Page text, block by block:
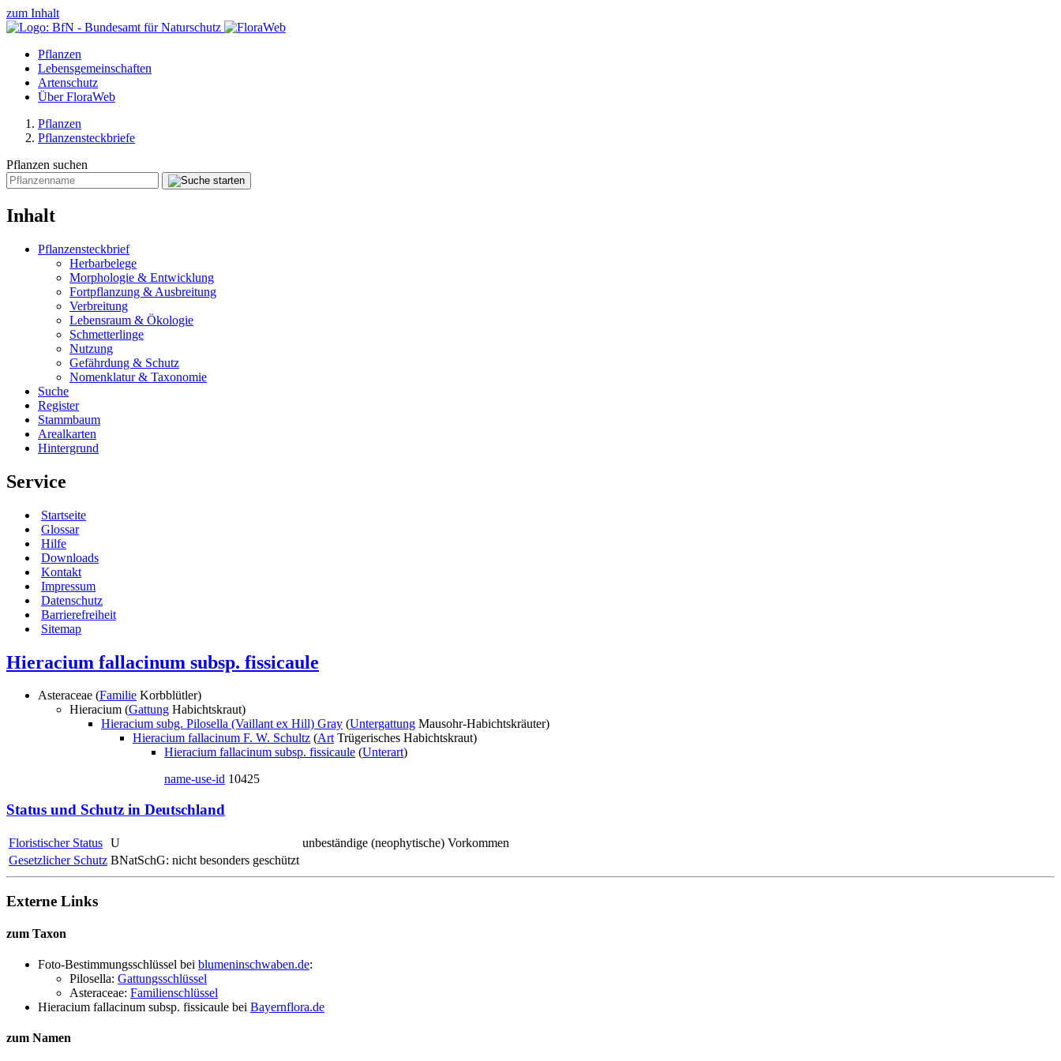
zum Inhalt
Pflanzen
Lebensgemeinschaften
Artenschutz
Über FloraWeb
Pflanzen
Pflanzensteckbriefe
Pflanzen suchen
Inhalt
Pflanzensteckbrief
Herbarbelege
Morphologie & Entwicklung
Fortpflanzung & Ausbreitung
Verbreitung
Lebensraum & Ökologie
Schmetterlinge
Nutzung
Gefährdung & Schutz
Nomenklatur & Taxonomie
Suche
Register
Stammbaum
Arealkarten
Hintergrund
Service
Startseite
Glossar
Hilfe
Downloads
Kontakt
Impressum
Datenschutz
Barrierefreiheit
Sitemap
Hieracium fallacinum subsp. fissicaule
Asteraceae (Familie Korbblütler)
Hieracium (Gattung Habichtskraut)
Hieracium subg. Pilosella (Vaillant ex Hill) Gray (Untergattung Mausohr-Habichtskräuter)
Hieracium fallacinum F. W. Schultz (ArtTrügerisches Habichtskraut)
Hieracium fallacinum subsp. fissicaule (Unterart)
name-use-id 10425
Status und Schutz in Deutschland
Floristischer Status U
unbeständige (neophytische) Vorkommen
Gesetzlicher Schutz BNatSchG: nicht besonders geschützt
Externe Links
zum Taxon
Foto-Bestimmungsschlüssel bei blumeninschwaben.de:
Pilosella: Gattungsschlüssel
Asteraceae: Familienschlüssel
Hieracium fallacinum subsp. fissicaule bei Bayernflora.de
zum Namen